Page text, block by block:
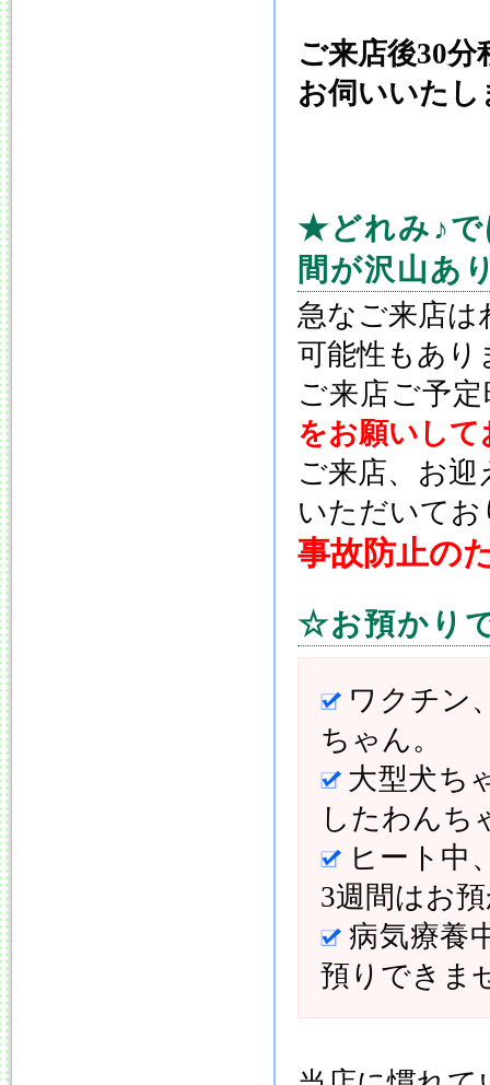
ご来店後30
お伺いいたし
★どれみ♪で
間が沢山あ
急なご来店
可能性もあり
ご来店ご予
をお願いし
ご来店、お
いただいてお
事故防止の
☆お預かり
ワクチン
ちゃん。
大型犬ち
したわんち
ヒート中
3週間はお
病気療養
預りできま